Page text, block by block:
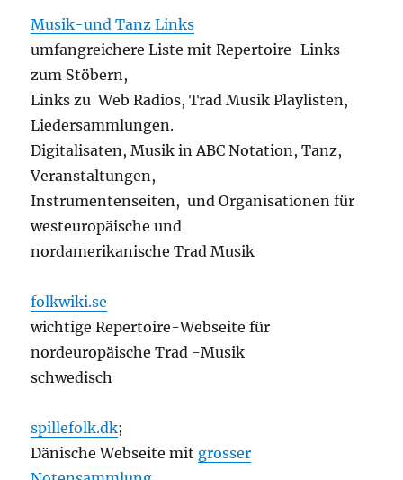
Musik-und Tanz Links
umfangreichere Liste mit Repertoire-Links
zum Stöbern,
Links zu Web Radios, Trad Musik Playlisten,
Liedersammlungen.
Digitalisaten, Musik in ABC Notation, Tanz,
Veranstaltungen,
Instrumentenseiten, und Organisationen für
westeuropäische und
nordamerikanische Trad Musik
folkwiki.se
wichtige Repertoire-Webseite für
nordeuropäische Trad -Musik
schwedisch
spillefolk.dk;
Dänische Webseite mit grosser